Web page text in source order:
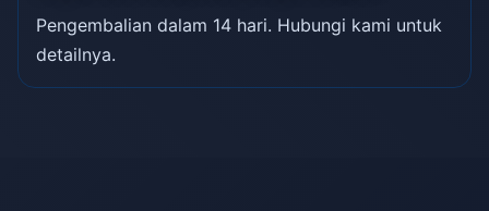
Pengembalian dalam 14 hari. Hubungi kami untuk
detailnya.